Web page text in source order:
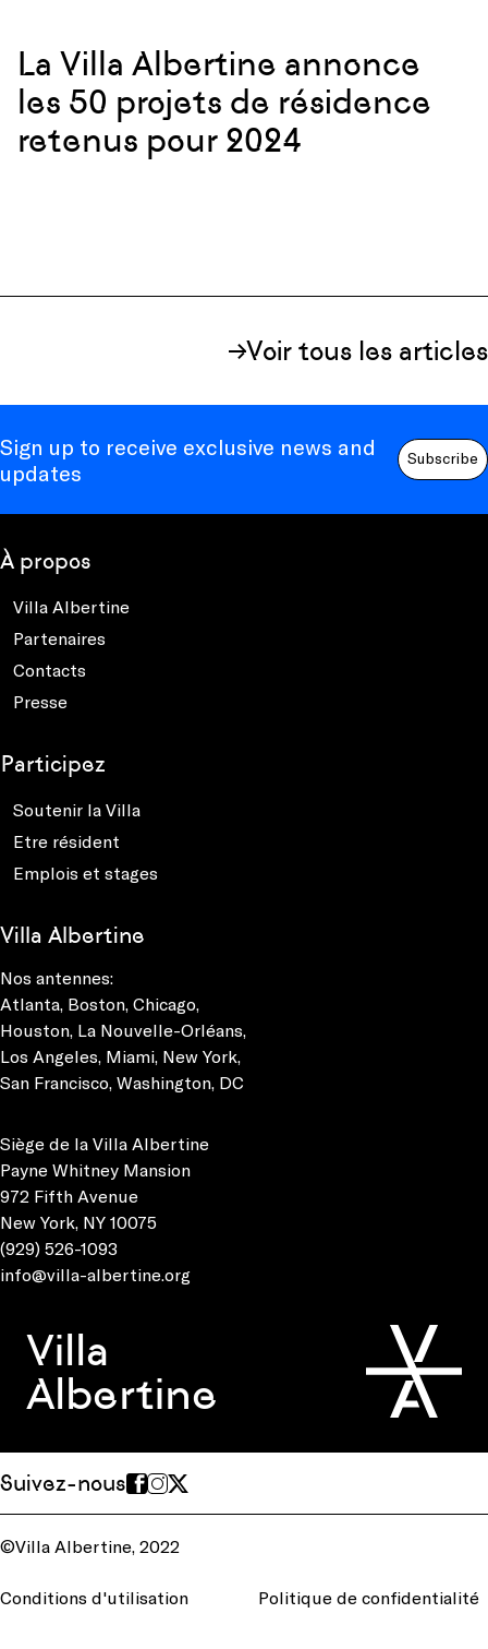
La Villa Albertine annonce
les 50 projets de résidence
retenus pour 2024
Voir tous les articles
Sign up to receive exclusive news and
updates
Subscribe
À propos
Villa Albertine
Partenaires
Contacts
Presse
Participez
Soutenir la Villa
Etre résident
Emplois et stages
Villa Albertine
Nos antennes:
Atlanta, Boston, Chicago,
Houston, La Nouvelle-Orléans,
Los Angeles, Miami, New York,
San Francisco, Washington, DC
Siège de la Villa Albertine
Payne Whitney Mansion
972 Fifth Avenue
New York, NY 10075
(929) 526-1093
info@villa-albertine.org
Villa
Albertine
Suivez-nous
©Villa Albertine, 2022
Conditions d'utilisation Politique de confidentialité